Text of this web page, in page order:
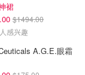
裙
$1494.00
感兴趣
A.G.E.眼霜